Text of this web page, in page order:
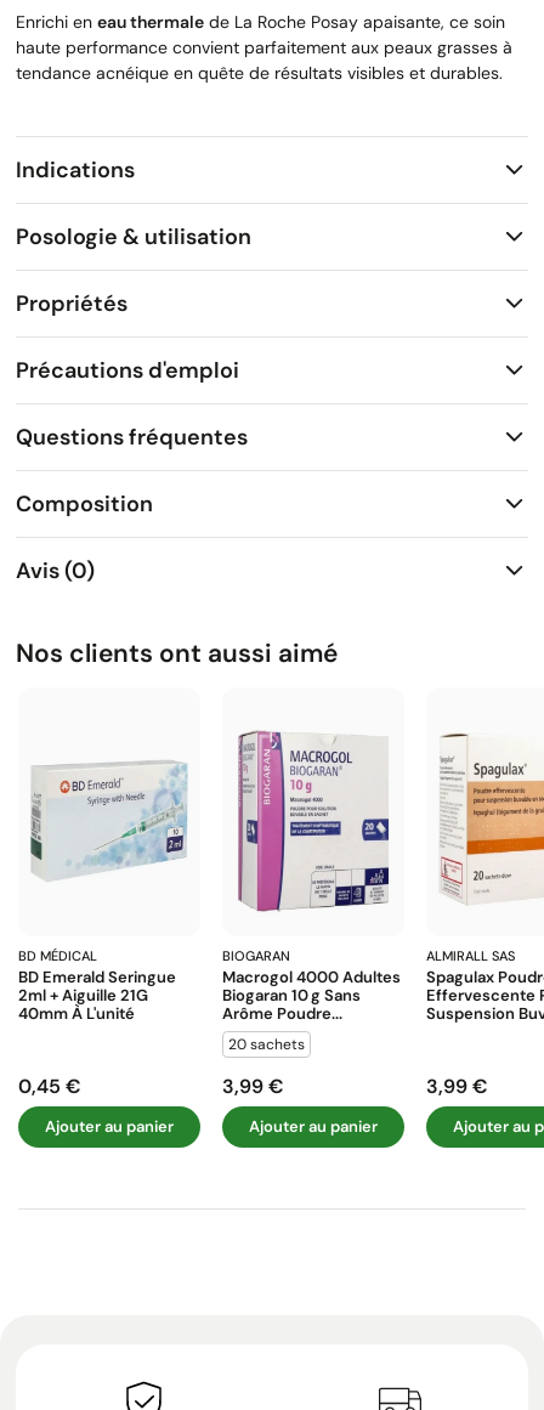
Enrichi en eau thermale de La Roche Posay apaisante, ce soin
haute performance convient parfaitement aux peaux grasses à
tendance acnéique en quête de résultats visibles et durables.
Indications
Posologie & utilisation
Propriétés
Précautions d'emploi
Questions fréquentes
Composition
Avis (0)
Nos clients ont aussi aimé
BD MÉDICAL
BD Emerald Seringue
2ml + Aiguille 21G
40mm À L'unité
Prix
0,45 €
Ajouter au panier
BIOGARAN
Macrogol 4000 Adultes
Biogaran 10 G Sans
Arôme Poudre...
20 sachets
Prix
3,99 €
Ajouter au panier
ALMIRALL SAS
Spagulax
Effervescente
Suspension
Prix
3,99 €
Ajouter au